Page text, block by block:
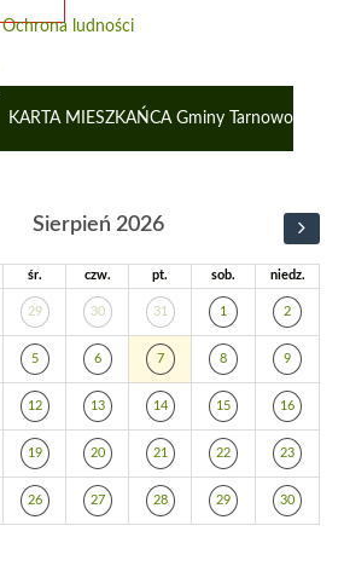
Ochrona ludności
KARTA MIESZKAŃCA Gminy Tarnowo
Sierpień 2026
śr. czw. pt. sob. niedz.
29 30 31 1 2
5 6 7 8 9
12 13 14 15 16
19 20 21 22 23
26 27 28 29 30